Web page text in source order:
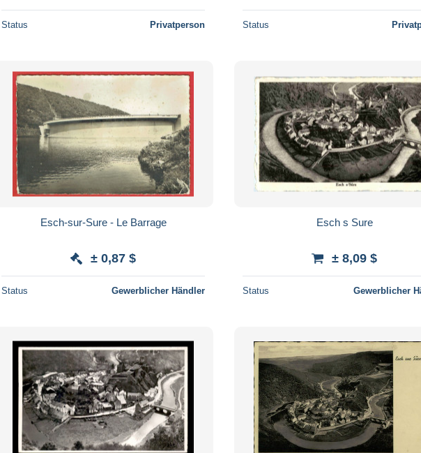
Status Privatperson Status
Esch-sur-Sure - Le Barrage
± 0,87 $
Status Gewerblicher Händler
Esch s Sure
± 8,09 $
Status Gewerblicher